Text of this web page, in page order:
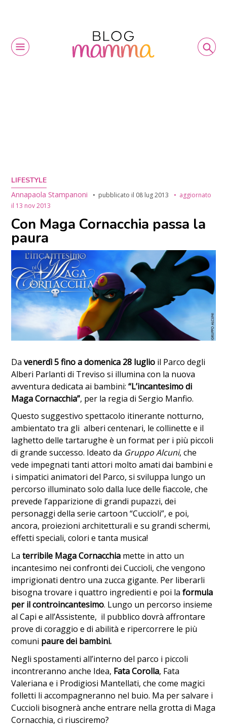
LIFESTYLE
Annapaola Stampanoni
pubblicato il 08 lug 2013
aggiornato
il 13 nov 2013
Con Maga Cornacchia passa la
paura
Davenerdì 5 fino a domenica 28 luglio il Parco degli
Alberi Parlanti di Treviso si illumina con la nuova
avventura dedicata ai bambini:“L’incantesimo di
Maga Cornacchia”, per la regia di Sergio Manfio.
Questo suggestivo spettacolo itinerante notturno,
ambientato tra gli alberi centenari, le collinette e il
laghetto delle tartarughe è un format per i più piccoli
di grande successo. Ideato da Gruppo Alcuni, che
vede impegnati tanti attori molto amati dai bambini e
i simpatici animatori del Parco, si sviluppa lungo un
percorso illuminato solo dalla luce delle fiaccole, che
prevede l’apparizione di grandi pupazzi, dei
personaggi della serie cartoon “Cuccioli”, e poi,
ancora, proiezioni architetturali e su grandi schermi,
effetti speciali, colori e tanta musica!
Laterribile Maga Cornacchia mette in atto un
incantesimo nei confronti dei Cuccioli, che vengono
imprigionati dentro una zucca gigante. Per liberarli
bisogna trovare i quattro ingredienti e poi laformula
per il controincantesimo. Lungo un percorso insieme
al Capi e all’Assistente, il pubblico dovrà affrontare
prove di coraggio e di abilità e ripercorrere le più
comuni paure dei bambini.
Negli spostamenti all’interno del parco i piccoli
incontreranno anche Idea, Fata Corolla, Fata
Valeriana e i Prodigiosi Mantellati, che come magici
folletti li accompagneranno nel buio. Ma per salvare i
Cuccioli bisognerà anche entrare nella grotta di Maga
Cornacchia, ci riusciremo?